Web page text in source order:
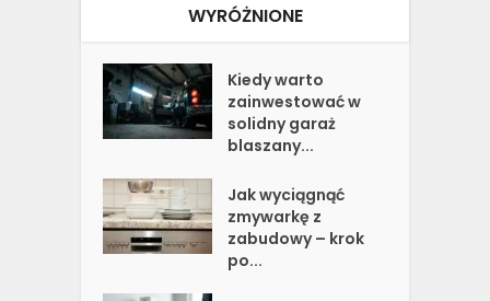
WYRÓŻNIONE
Kiedy warto
zainwestować w
solidny garaż
blaszany...
Jak wyciągnąć
zmywarkę z
zabudowy – krok
po...